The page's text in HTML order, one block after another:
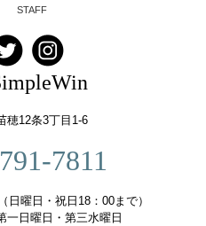
STAFF
穂12条3丁目1-6
7811
日曜日・祝日18：00まで）
一日曜日・第三水曜日